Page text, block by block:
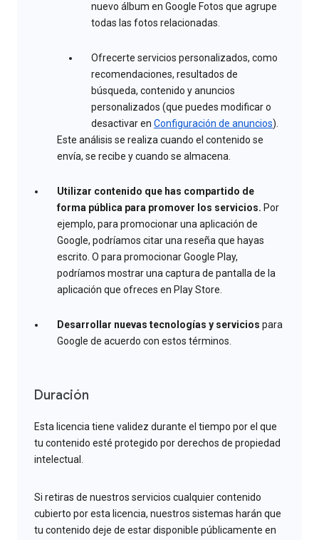
nuevo álbum en Google Fotos que agrupe
todas las fotos relacionadas.
Ofrecerte servicios personalizados, como
recomendaciones, resultados de
búsqueda, contenido y anuncios
personalizados (que puedes modificar o
desactivar en Configuración de anuncios).
Este análisis se realiza cuando el contenido se
envía, se recibe y cuando se almacena.
Utilizar contenido que has compartido de
forma pública para promover los servicios. Por
ejemplo, para promocionar una aplicación de
Google, podríamos citar una reseña que hayas
escrito. O para promocionar Google Play,
podríamos mostrar una captura de pantalla de la
aplicación que ofreces en Play Store.
Desarrollar nuevas tecnologías y servicios para
Google de acuerdo con estos términos.
Duración
Esta licencia tiene validez durante el tiempo por el que
tu contenido esté protegido por derechos de propiedad
intelectual.
Si retiras de nuestros servicios cualquier contenido
cubierto por esta licencia, nuestros sistemas harán que
tu contenido deje de estar disponible públicamente en